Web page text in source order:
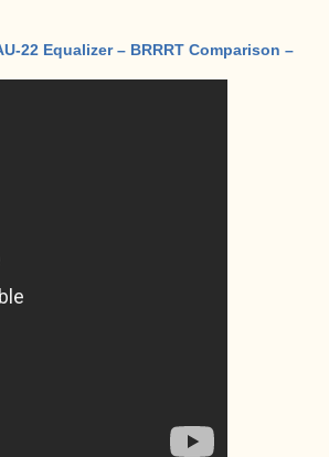
22 Equalizer – BRRRT Comparison –